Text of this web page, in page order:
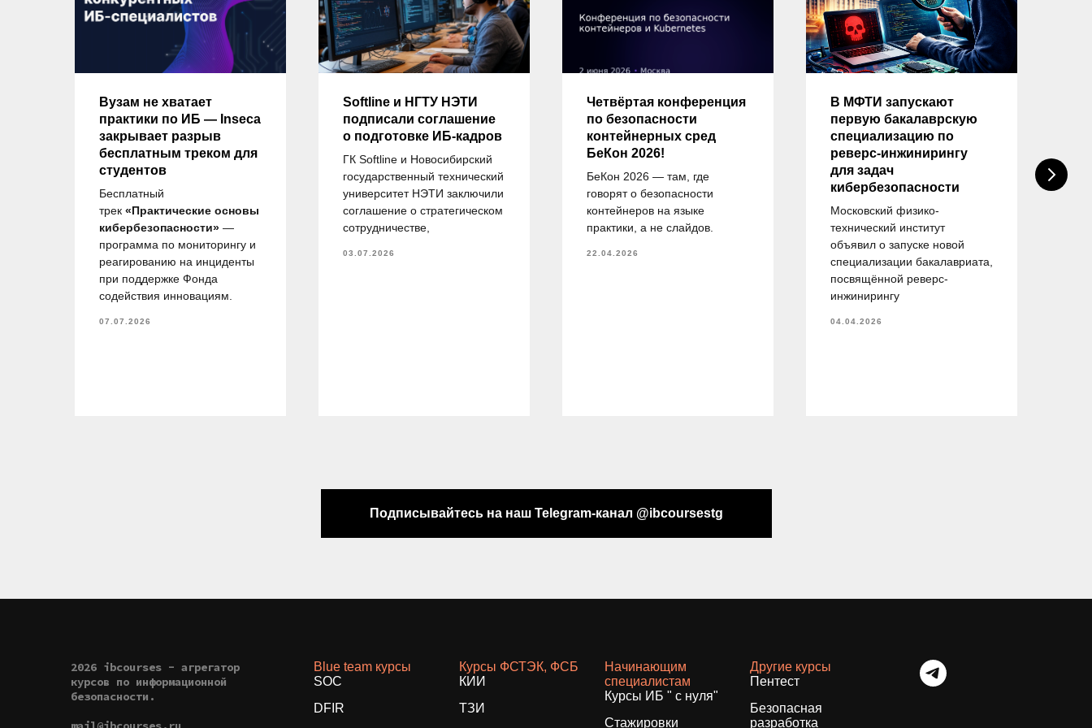
Вузам не хватает
практики по ИБ — Inseca
закрывает разрыв
бесплатным треком для
студентов
Бесплатный
трек «Практические основы
кибербезопасности» —
программа по мониторингу и
реагированию на инциденты
при поддержке Фонда
содействия инновациям.
07.07.2026
Softline и НГТУ НЭТИ
подписали соглашение
о подготовке ИБ-кадров
ГК Softline и Новосибирский
государственный технический
университет НЭТИ заключили
соглашение о стратегическом
сотрудничестве,
03.07.2026
Четвёртая конференция
по безопасности
контейнерных сред
БеКон 2026!
БеКон 2026 — там, где
говорят о безопасности
контейнеров на языке
практики, а не слайдов.
22.04.2026
В МФТИ запускают
первую бакалаврскую
специализацию по
реверс-инжинирингу
для задач
кибербезопасности
Московский физико-
технический институт
объявил о запуске новой
специализации бакалавриата,
посвящённой реверс-
инжинирингу
04.04.2026
Подписывайтесь на наш Telegram-канал @ibcoursestg
2026 ibcourses - агрегатор
курсов по информационной
безопасности.
Blue team курсы
SOC
DFIR
Курсы ФСТЭК, ФСБ
КИИ
ТЗИ
Начинающим
специалистам
Курсы ИБ " с нуля"
Стажировки
Другие курсы
Пентест
Безопасная
разработка